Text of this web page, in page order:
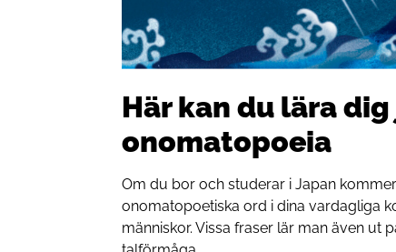
Här kan du lära
onomatopoeia
Om du bor och studerar i Japan
onomatopoetiska ord i dina vardagliga
människor. Vissa fraser lär man även ut